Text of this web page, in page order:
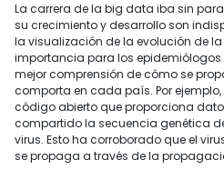
La carrera de la big data iba sin
su crecimiento y desarrollo son
la visualización de la evolución de
importancia para los
mejor comprensión de cómo se
comporta en cada país. Por ejemplo,
código abierto que proporciona
compartido la secuencia genética
virus. Esto ha corroborado que el
se propaga a través de la